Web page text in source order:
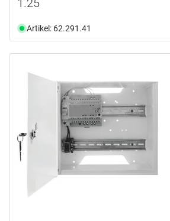
Artikel: 62.291.41